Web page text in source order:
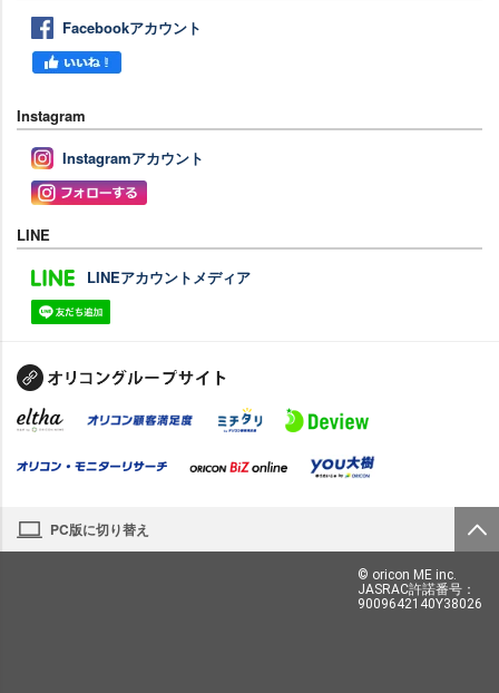
Facebookアカウント
Instagram
Instagramアカウント
LINE
LINEアカウントメディア
PC版に切り替え
© oricon ME inc.
JASRAC許諾番号：
9009642140Y38026